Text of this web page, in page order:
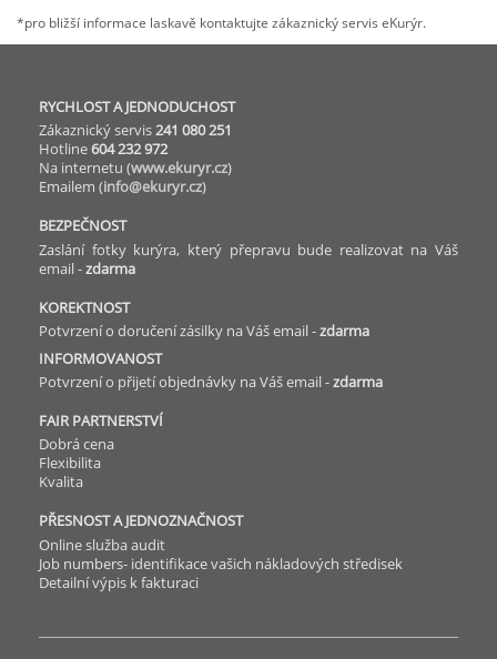
*pro bližší informace laskavě kontaktujte zákaznický servis eKurýr.
RYCHLOST A JEDNODUCHOST
Zákaznický servis241 080 251
Hotline604 232 972
Na internetu (www.ekuryr.cz)
Emailem (info@ekuryr.cz)
BEZPEČNOST
Zaslání fotky kurýra, který přepravu bude realizovat na Váš
email -zdarma
KOREKTNOST
Potvrzení o doručení zásilky na Váš email -zdarma
INFORMOVANOST
Potvrzení o přijetí objednávky na Váš email -zdarma
FAIR PARTNERSTVÍ
Dobrá cena
Flexibilita
Kvalita
PŘESNOST A JEDNOZNAČNOST
Online služba audit
Job numbers- identifikace vašich nákladových středisek
Detailní výpis k fakturaci